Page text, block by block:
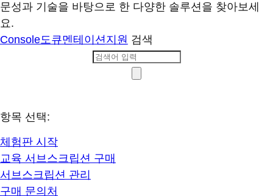
문성과 기술을 바탕으로 한 다양한 솔루션을 찾아보세
요.
Console도큐멘테이션지원 검색
항목 선택:
체험판 시작
교육 서브스크립션 구매
서브스크립션 관리
구매 문의처